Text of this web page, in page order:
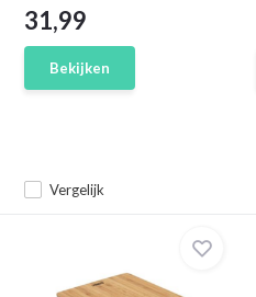
Vergelijk
31,99
Bekijken